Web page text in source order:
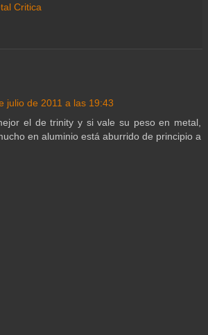
Critica
julio de 2011 a las 19:43
el de trinity y si vale su peso en metal,
en aluminio está aburrido de principio a